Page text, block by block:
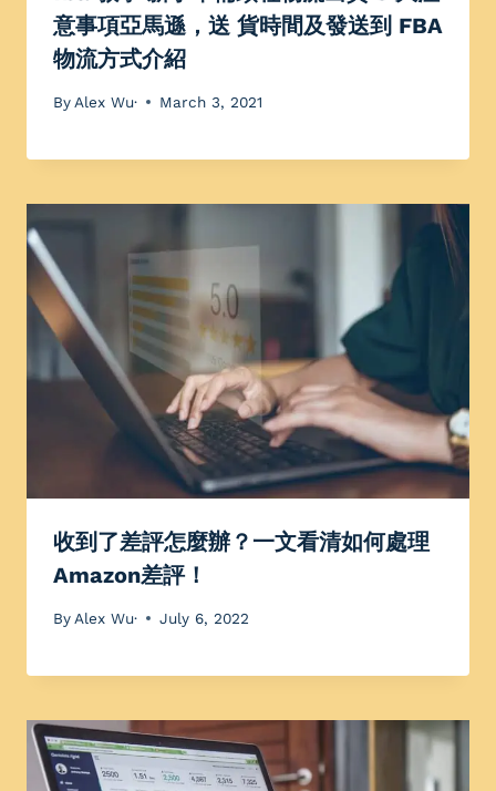
意事項亞馬遜，送 貨時間及發送到 FBA
物流方式介紹
By Alex Wu· March 3, 2021
收到了差評怎麼辦？一文看清如何處理
Amazon差評！
By Alex Wu· July 6, 2022